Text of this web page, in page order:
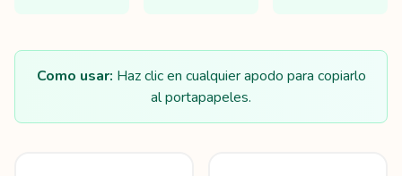
Como usar: Haz clic en cualquier apodo para copiarlo
al portapapeles.